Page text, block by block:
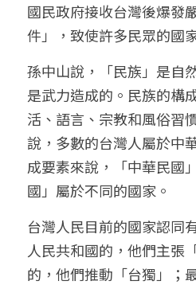
國民政府接收台灣後爆發
件」，致使許多民眾的國
孫中山說，「民族」是自
是武力造成的。民族的構
活、語言、宗教和風俗習
說，多數的台灣人屬於中
成要素來說，「中華民國
國」屬於不同的國家。
台灣人民目前的國家認同
人民共和國的，他們主張
的，他們推動「台獨」；